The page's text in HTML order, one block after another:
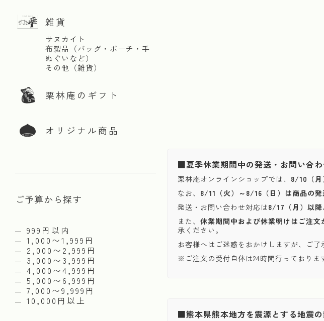
雑貨
サヌカイト
布製品（バッグ・ポーチ・手
ぬぐいなど）
その他（雑貨）
栗林庵のギフト
オリジナル商品
ご予算から探す
999円以内
1,000〜1,999円
2,000〜2,999円
3,000〜3,999円
4,000〜4,999円
5,000〜6,999円
7,000〜9,999円
10,000円以上
■夏季休業期間中の発送・お問い合
栗林庵オンラインショップでは、 8/10（月
なお、 8/11（火）～8/16（日）は商品の
発送・お問い合わせ対応は8/17（月）以降
また、 休業期間中および休業明けはご注文
承ください。
お客様へはご迷惑をおかけしますが、ご了
※ご注文の受付自体は24時間行っておりま
■熊本県熊本地方を震源とする地震